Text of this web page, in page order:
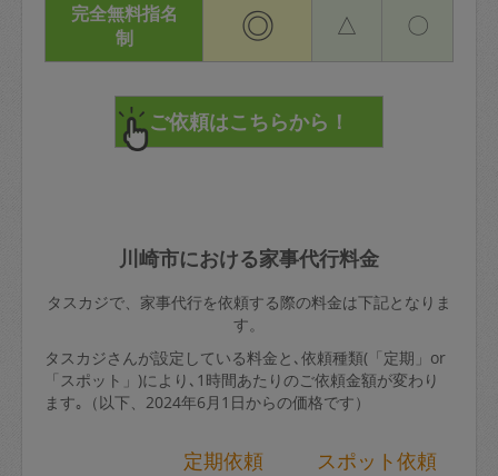
完全無料指名
制
◎ △ 〇
川崎市における家事代行料金
タスカジで、家事代行を依頼する際の料金は下記となりま
す。
タスカジさんが設定している料金と､依頼種類(「定期」or
「スポット」)により､1時間あたりのご依頼金額が変わり
ます｡（以下、2024年6月1日からの価格です）
定期依頼 スポット依頼